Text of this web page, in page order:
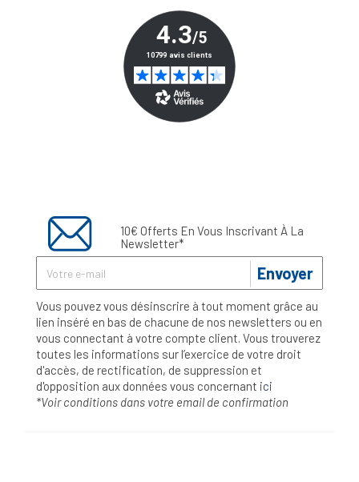
10€ Offerts En Vous Inscrivant À La
Newsletter*
Envoyer
Vous pouvez vous désinscrire à tout moment grâce au
lien inséré en bas de chacune de nos newsletters ou en
vous connectant à votre compte client. Vous trouverez
toutes les informations sur l’exercice de votre droit
d'accès, de rectification, de suppression et
d'opposition aux données vous concernant ici
*Voir conditions dans votre email de confirmation